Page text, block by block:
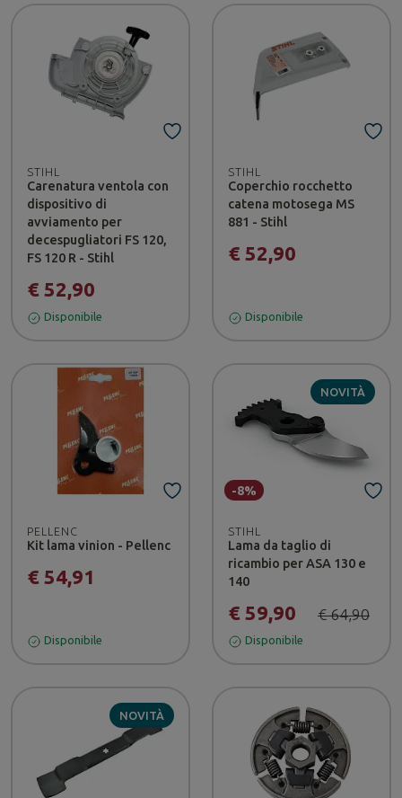
STIHL
Carenatura ventola con
dispositivo di
avviamento per
decespugliatori FS 120,
FS 120 R - Stihl
€ 52,90
Disponibile
STIHL
Coperchio rocchetto
catena motosega MS
881 - Stihl
€ 52,90
Disponibile
PELLENC
Kit lama vinion - Pellenc
€ 54,91
Disponibile
NOVITÀ
STIHL
Lama da taglio di
ricambio per ASA 130 e
140
€ 59,90 € 64,90
-8%
Disponibile
NOVITÀ